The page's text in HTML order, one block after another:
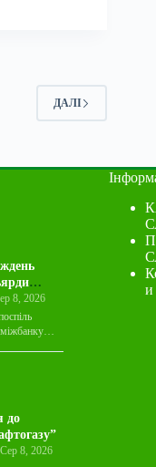
ДАЛІ
8, 2026
до
Сер 8, 2026
и